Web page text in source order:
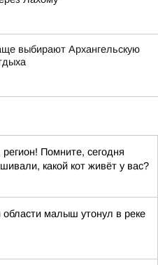
выбирают Архангельскую
Помните, сегодня
какой кот живёт у вас?
области малыш утонул в реке